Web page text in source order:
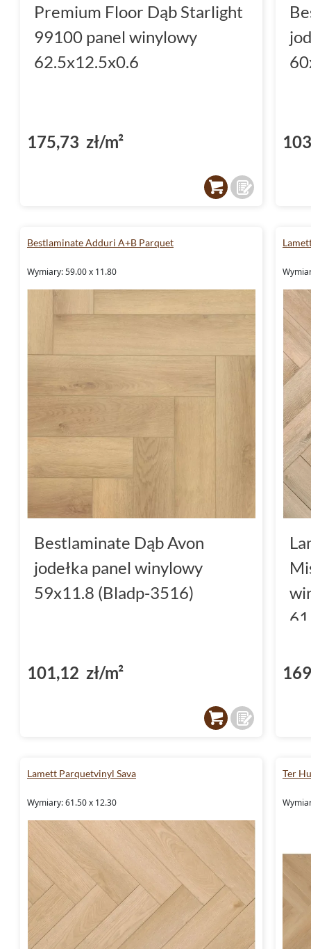
Premium Floor Dąb Starlight
99100 panel winylowy
62.5x12.5x0.6
175,73 zł/m²
Bestlaminate Adduri A+B Parquet
Wymiary: 59.00 x 11.80
Bestlaminate Dąb Avon
jodełka panel winylowy
59x11.8 (Bladp-3516)
101,12 zł/m²
Lamett Parquetvinyl Sava
Wymiary: 61.50 x 12.30
Ter